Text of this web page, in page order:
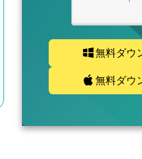
無料ダウ
無料ダウ